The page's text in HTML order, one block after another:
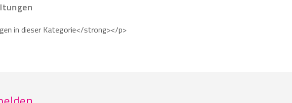
in dieser Kategorie</strong></p>